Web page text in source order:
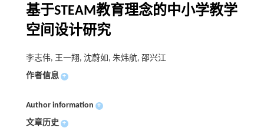
基于STEAM教育理念的中小学教学
空间设计研究
李志伟, 王一翔, 沈蔚如, 朱炜航, 邵兴江
作者信息 +
Author information +
文章历史 +